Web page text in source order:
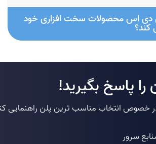
دی اس محصولات سخت افزاری خود
کند؟
پاسخ بگیرید!
خصوص انتخاب مناسب ترین پلن راهنمایی
سرور